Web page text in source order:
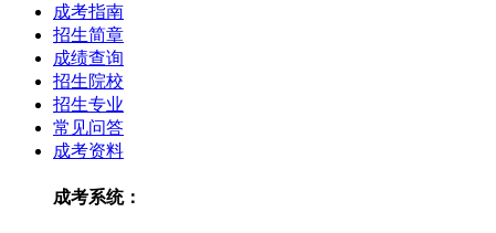
成考指南
招生简章
成绩查询
招生院校
招生专业
常见问答
成考资料
成考系统：